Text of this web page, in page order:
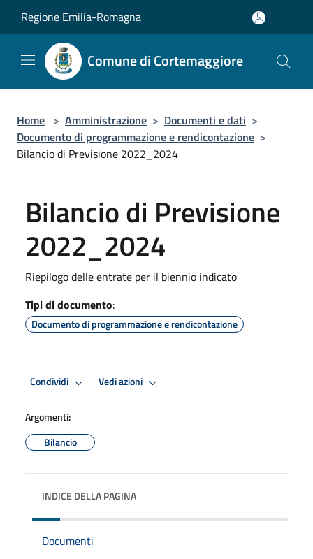
Regione Emilia-Romagna
Comune di Cortemaggiore
Home > Amministrazione > Documenti e dati >
Documento di programmazione e rendicontazione >
Bilancio di Previsione 2022_2024
Bilancio di Previsione
2022_2024
Riepilogo delle entrate per il biennio indicato
Tipi di documento:
Documento di programmazione e rendicontazione
Condividi Vedi azioni
Argomenti:
Bilancio
INDICE DELLA PAGINA
Documenti